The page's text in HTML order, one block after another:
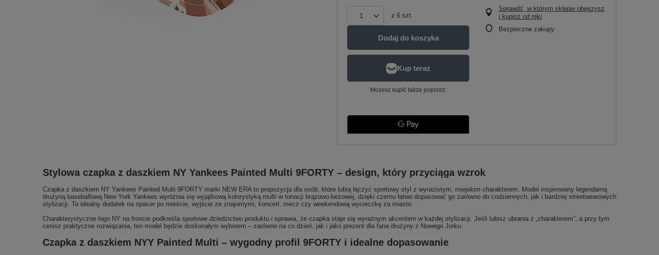
z 6 szt.
Dodaj do koszyka
Możesz kupić także poprzez:
Sprawdź, w którym sklepie obejrzysz
i kupisz od ręki
Bezpieczne zakupy
Stylowa czapka z daszkiem NY Yankees Painted Multi 9FORTY – design, który przyciąga wzrok
Czapka z daszkiem NY Yankees Painted Multi 9FORTY marki NEW ERA to propozycja dla osób, które lubią łączyć sportowy styl z wyrazistym, miejskim charakterem. Model inspirowany legendarną
drużyną baseballową New York Yankees wyróżnia się wyjątkową kolorystyką multi w tonacji brązowo‑beżowej, dzięki czemu łatwo dopasować go zarówno do codziennych, jak i bardziej streetwearowych
stylizacji. To idealny dodatek na spacer po mieście, wyjście ze znajomymi, koncert, mecz czy weekendową wycieczkę za miasto.
Charakterystyczne logo NY na froncie podkreśla sportowe dziedzictwo produktu i sprawia, że czapka staje się wyraźnym akcentem w każdej stylizacji. Jeśli lubisz ubrania z „charakterem”, a przy tym
cenisz praktyczne rozwiązania, ten model będzie doskonałym wyborem – zarówno na co dzień, jak i jako prezent dla fana drużyny z Nowego Jorku.
Czapka z daszkiem NYY Painted Multi – wygodny profil 9FORTY i idealne dopasowanie